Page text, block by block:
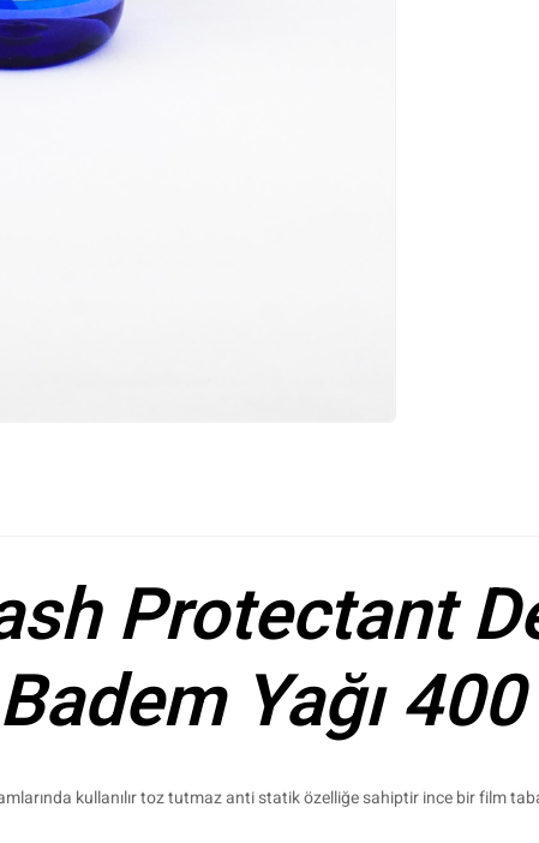
Protectant
Badem Yağı
kullanılır toz tutmaz anti statik özelliğe sahiptir ince bir film